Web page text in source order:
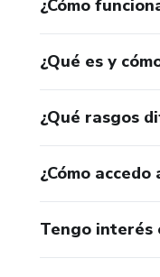
¿Cómo
¿Qué es y
¿Qué rasgos
¿Cómo
Tengo interés